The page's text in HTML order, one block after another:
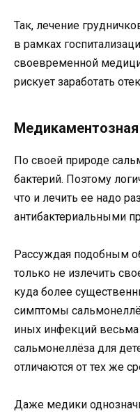
Так, лечение
в рамках
своевременной
рискует заработать
Медикаментозная
По своей природе
бактерий. Поэтому
что и лечить ее надо
антибактериальными
Рассуждая подобным
только не излечить
куда более
симптомы
иных инфекций весьма
сальмонеллёза для
отличаются от тех же
Даже медики